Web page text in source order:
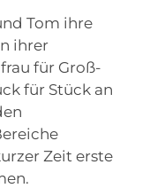
Tom ihre
ihrer
für Groß-
für Stück an
Zeit erste